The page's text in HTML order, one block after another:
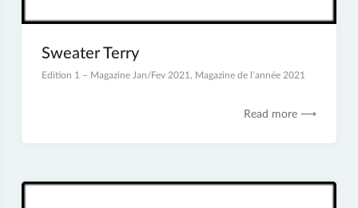
Sweater Terry
5
Edition 1 – Magazine Jan/Fev 2021 , Magazine de l’année 2021
Read more ⟶